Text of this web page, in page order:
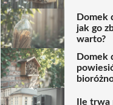
Domek
jak go
warto?
Domek
Ile